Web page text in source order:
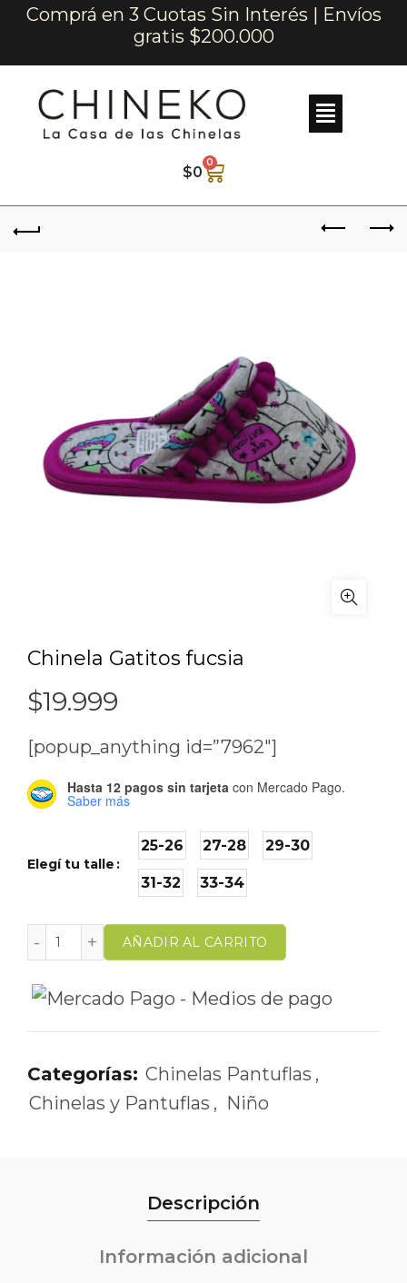
Comprá en 3 Cuotas Sin Interés | Envíos
gratis $200.000
$0
0
Chinela Gatitos fucsia
$19.999
[popup_anything id=”7962″]
Hasta 12 pagos sin tarjeta con Mercado Pago.
Saber más
Elegí tu talle
25-26 27-28 29-30
31-32 33-34
AÑADIR AL CARRITO
Categorías: Chinelas Pantuflas ,
Chinelas y Pantuflas , Niño
Descripción
Información adicional